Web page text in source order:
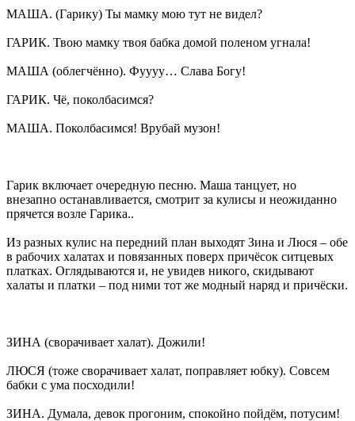
МАША. (Гарику) Ты мамку мою тут не видел?
ГАРИК. Твою мамку твоя бабка домой поленом угнала!
МАША (облегчённо). Фуууу… Слава Богу!
ГАРИК. Чё, поколбасимся?
МАША. Поколбасимся! Врубай музон!
Гарик включает очередную песню. Маша танцует, но
внезапно останавливается, смотрит за кулисы и неожиданно
прячется возле Гарика..
Из разных кулис на передний план выходят Зина и Люся – обе
в рабочих халатах и повязанных поверх причёсок ситцевых
платках. Оглядываются и, не увидев никого, скидывают
халаты и платки – под ними тот же модный наряд и причёски.
ЗИНА (сворачивает халат). Дожили!
ЛЮСЯ (тоже сворачивает халат, поправляет юбку). Совсем
бабки с ума посходили!
ЗИНА. Думала, девок прогоним, спокойно пойдём, потусим!